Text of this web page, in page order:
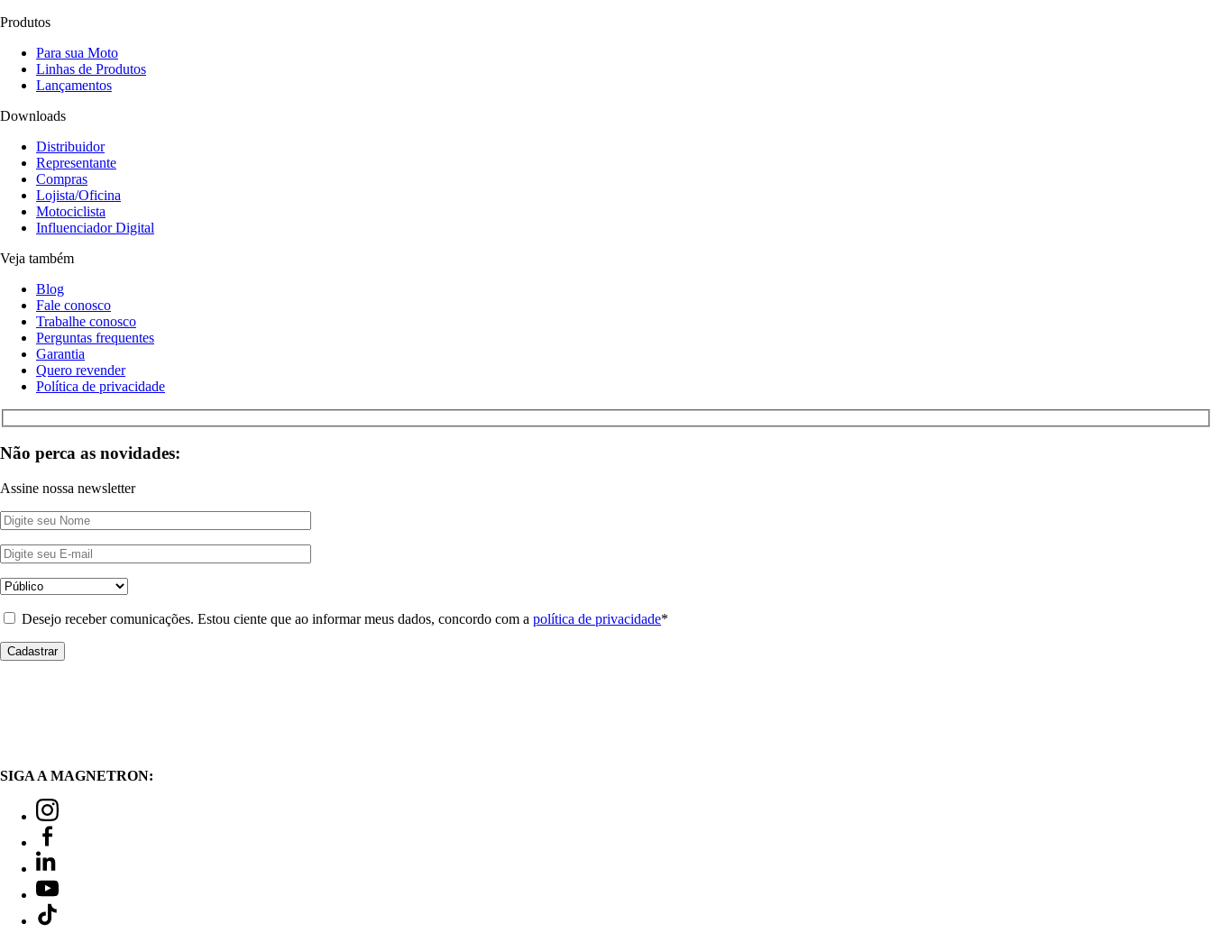
Produtos
Para sua Moto
Linhas de Produtos
Lançamentos
Downloads
Distribuidor
Representante
Compras
Lojista/Oficina
Motociclista
Influenciador Digital
Veja também
Blog
Fale conosco
Trabalhe conosco
Perguntas frequentes
Garantia
Quero revender
Política de privacidade
Não perca as novidades:
Assine nossa newsletter
Desejo receber comunicações. Estou ciente que ao informar meus dados, concordo com a política de privacidade*
SIGA A MAGNETRON: